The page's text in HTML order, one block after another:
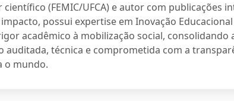
científico (FEMIC/UFCA) e autor com publicações
possui expertise em Inovação
acadêmico à mobilização social, consolidando
auditada, técnica e comprometida com a
o mundo.